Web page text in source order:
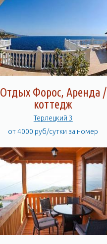
Отдых Форос, Аренда /
коттедж
Терлецкий 3
от 4000 руб/сутки за номер